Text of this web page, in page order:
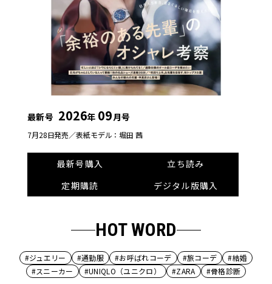
最新号 2026年 09月号
7月28日発売／表紙モデル：堀田 茜
最新号購入
立ち読み
定期購読
デジタル版購入
HOT WORD
#ジュエリー #通勤服 #お呼ばれコーデ #旅コーデ
#結婚
#スニーカー
#UNIQLO（ユニクロ） #ZARA #骨格診断